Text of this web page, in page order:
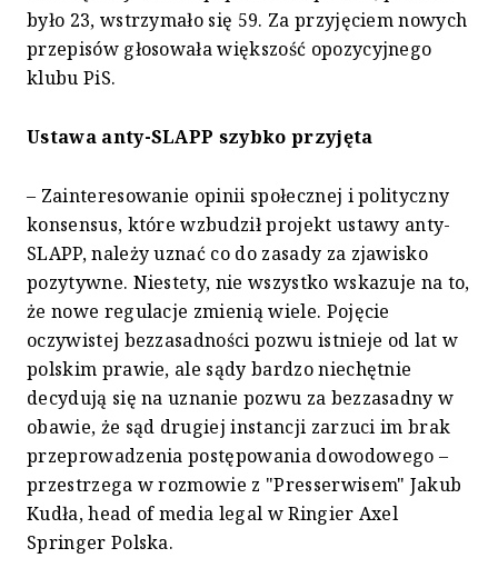
było 23, wstrzymało się 59. Za przyjęciem nowych
przepisów głosowała większość opozycyjnego
klubu PiS.
Ustawa anty-SLAPP szybko przyjęta
– Zainteresowanie opinii społecznej i polityczny
konsensus, które wzbudził projekt ustawy anty-
SLAPP, należy uznać co do zasady za zjawisko
pozytywne. Niestety, nie wszystko wskazuje na to,
że nowe regulacje zmienią wiele. Pojęcie
oczywistej bezzasadności pozwu istnieje od lat w
polskim prawie, ale sądy bardzo niechętnie
decydują się na uznanie pozwu za bezzasadny w
obawie, że sąd drugiej instancji zarzuci im brak
przeprowadzenia postępowania dowodowego –
przestrzega w rozmowie z "Presserwisem" Jakub
Kudła, head of media legal w Ringier Axel
Springer Polska.